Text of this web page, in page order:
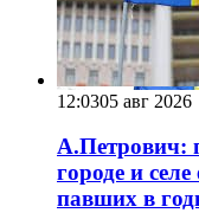
12:0305 авг 2026
А.Петрович:
городе и
павших в